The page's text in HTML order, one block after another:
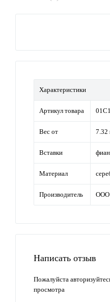
Характеристики
Артикул товара
Вес от 7.32
Вставки
Материал
Производитель
Написать отзыв
Пожалуйста
просмотра